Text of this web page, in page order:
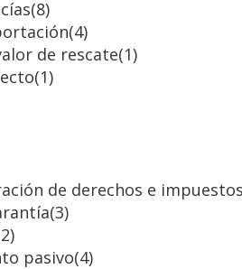
(8)
(4)
de rescate(1)
(1)
de derechos e
(3)
pasivo(4)